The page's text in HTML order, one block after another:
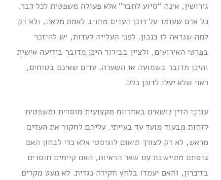
גירושין, אינה “סיוע לחבר” אלא פעולה משפטית לכל דבר.
כל אדם שעומד על דוכן העדים מחויב לאמת מלאה, ולא רק
למה שנראה לו כנכון. לפני העלייה לעדות, יש להיזכר
בפרטי האירועים, ולציין בבירור היכן מדובר בידיעה אישית
והיכן מדובר בשמועה או השערה. עדים שאינם בטוחים,
ראוי שלא יעלו לדוכן כלל.
עורכי הדין נושאים באחריות מקצועית מוסרית ומשפטית
לזהות מבעוד מועד עד בעייתי. עליהם לחקור את העדים
מראש, לא רק לצורך תיאום לוגיסטי אלא כדי לבחון האם
גרסתם מתיישבת עם שאר הראיות, האם קיימים חוסרים
בזיכרון, והאם יעמדו בלחץ חקירה נגדית. לא מעט מקרים